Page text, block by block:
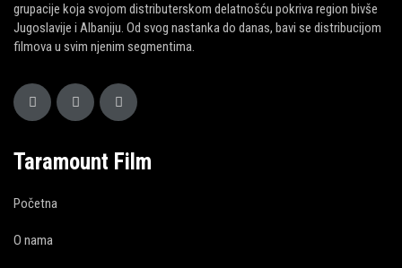
grupacije koja svojom distributerskom delatnošću pokriva region bivše
Jugoslavije i Albaniju. Od svog nastanka do danas, bavi se distribucijom
filmova u svim njenim segmentima.
Taramount Film
Početna
O nama